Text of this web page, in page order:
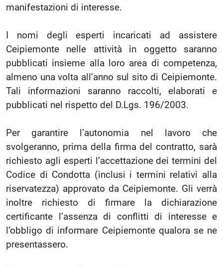
manifestazioni di interesse.
I nomi degli esperti incaricati ad assistere
Ceipiemonte nelle attività in oggetto saranno
pubblicati insieme alla loro area di competenza,
almeno una volta all’anno sul sito di Ceipiemonte.
Tali informazioni saranno raccolti, elaborati e
pubblicati nel rispetto del D.Lgs. 196/2003.
Per garantire l’autonomia nel lavoro che
svolgeranno, prima della firma del contratto, sarà
richiesto agli esperti l’accettazione dei termini del
Codice di Condotta (inclusi i termini relativi alla
riservatezza) approvato da Ceipiemonte. Gli verrà
inoltre richiesto di firmare la dichiarazione
certificante l’assenza di conflitti di interesse e
l’obbligo di informare Ceipiemonte qualora se ne
presentassero.